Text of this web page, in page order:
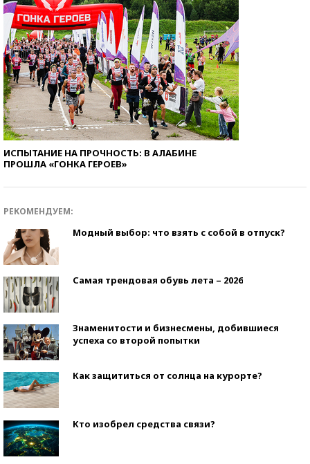
ИСПЫТАНИЕ НА ПРОЧНОСТЬ: В АЛАБИНЕ
ПРОШЛА «ГОНКА ГЕРОЕВ»
РЕКОМЕНДУЕМ:
Модный выбор: что взять с собой в отпуск?
Самая трендовая обувь лета – 2026
Знаменитости и бизнесмены, добившиеся
успеха со второй попытки
Как защититься от солнца на курорте?
Кто изобрел средства связи?